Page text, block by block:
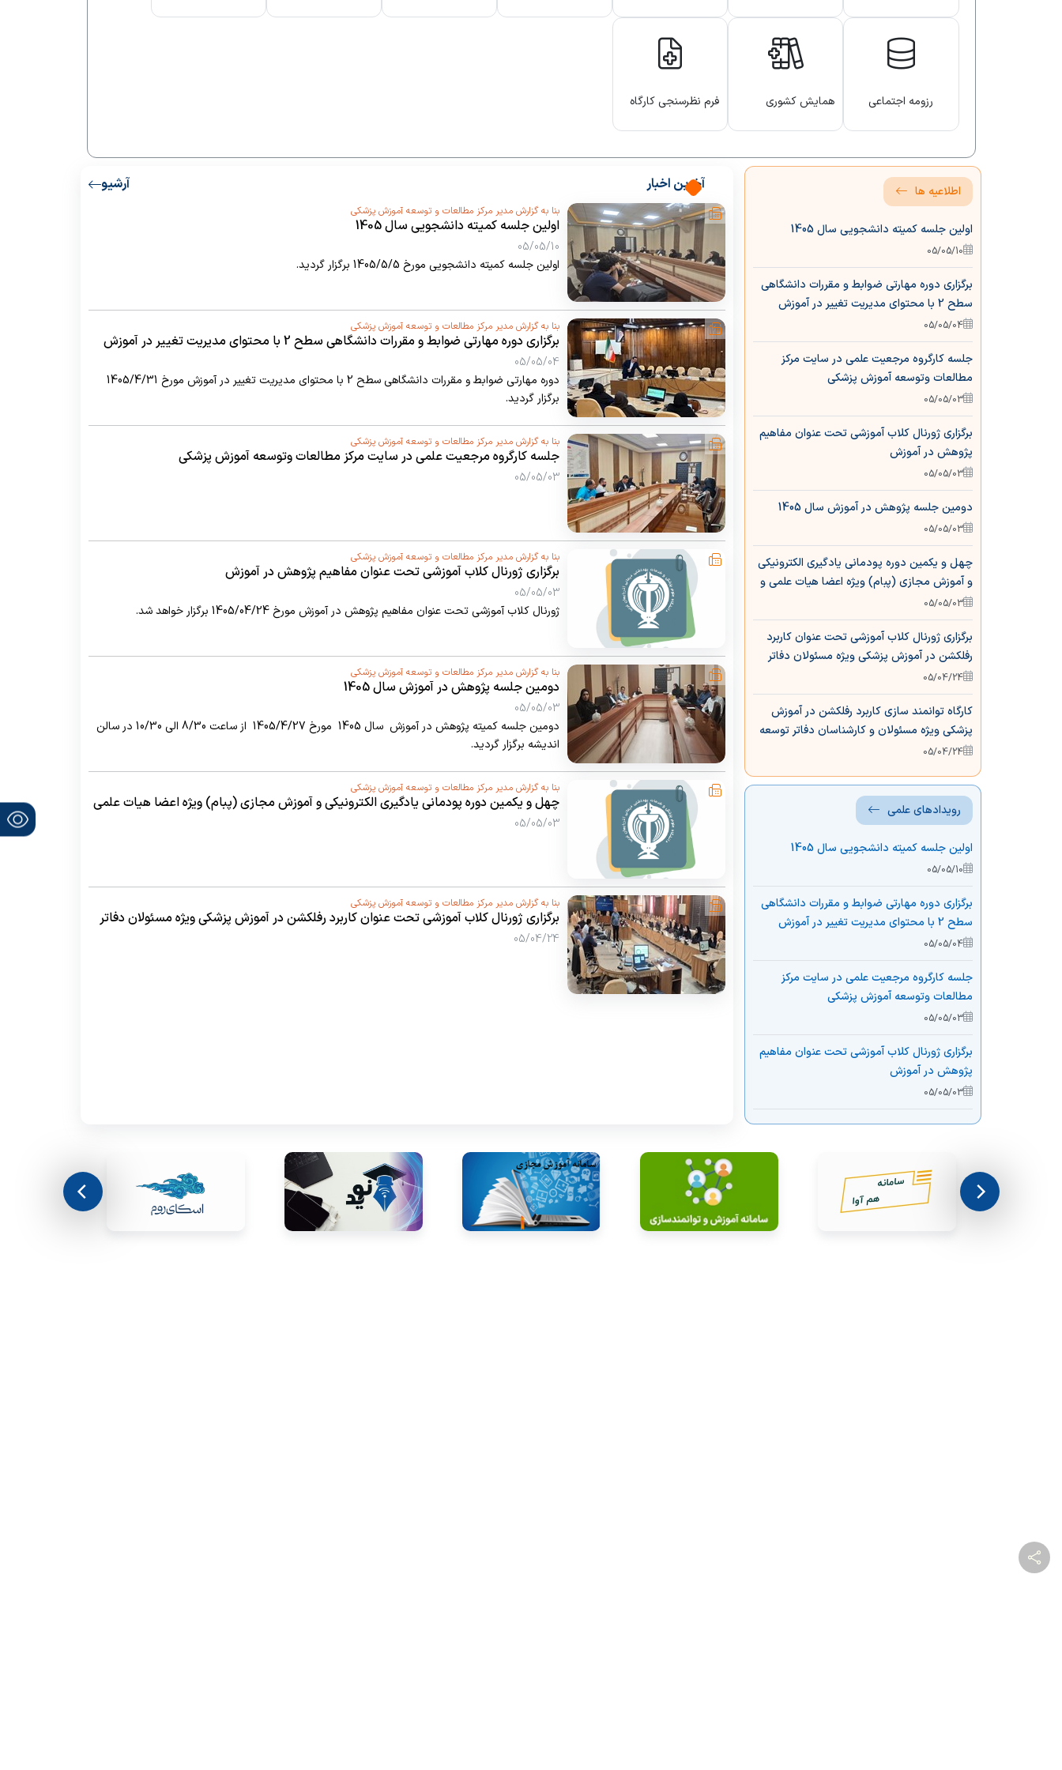
برنامه عملیاتی برنامه ریزی درسی
مرکز آزمون الکترونیک
برنامه عملیاتی
آیین نامه ها
فرایند دریافت گواهی
رزومه اجتماعی
همایش کشوری
فرم نظرسنجی کارگاه
اطلاعیه ها
اولین جلسه کمیته دانشجویی سال 1405
05/05/10
برگزاری دوره مهارتی ضوابط و مقررات دانشگاهی
سطح 2 با محتوای مدیریت تغییر در آموزش
05/05/04
جلسه کارگروه مرجعیت علمی در سایت مرکز
مطالعات وتوسعه آموزش پزشکی
05/05/03
برگزاری ژورنال کلاب آموزشی تحت عنوان مفاهیم
پژوهش در آموزش
05/05/03
دومین جلسه پژوهش در آموزش سال 1405
05/05/03
چهل و یکمین دوره پودمانی یادگیری الکترونیکی
و آموزش مجازی (پبام) ویژه اعضا هیات علمی و
مدیران آموزشی
05/05/03
برگزاری ژورنال کلاب آموزشی تحت عنوان کاربرد
رفلکشن در آموزش پزشکی ویژه مسئولان دفاتر
توسعه آموزش علوم پزشکی دانشکده ها و مراکز
آموزشی درمانی تابعه و اقماری
05/04/24
کارگاه توانمند سازی کاربرد رفلکشن در آموزش
پزشکی ویژه مسئولان و کارشناسان دفاتر توسعه
آموزش استان آذربایجان غربی
05/04/24
رویدادهای علمی
اولین جلسه کمیته دانشجویی سال 1405
05/05/10
برگزاری دوره مهارتی ضوابط و مقررات دانشگاهی
سطح 2 با محتوای مدیریت تغییر در آموزش
05/05/04
جلسه کارگروه مرجعیت علمی در سایت مرکز
مطالعات وتوسعه آموزش پزشکی
05/05/03
برگزاری ژورنال کلاب آموزشی تحت عنوان مفاهیم
پژوهش در آموزش
05/05/03
دومین جلسه پژوهش در آموزش سال 1405
چهل و یکمین دوره پودمانی یادگیری الکترونیکی
و آموزش مجازی (پبام) ویژه اعضا هیات علمی و
آخرین اخبار آرشیو
بنا به گزارش مدیر مرکز مطالعات و توسعه آموزش پزشکی
اولین جلسه کمیته دانشجویی سال 1405
05/05/10
اولین جلسه کمیته دانشجویی مورخ 1405/5/5 برگزار گردید.
بنا به گزارش مدیر مرکز مطالعات و توسعه آموزش پزشکی
برگزاری دوره مهارتی ضوابط و مقررات دانشگاهی سطح 2 با محتوای مدیریت تغییر در آموزش
05/05/04
دوره مهارتی ضوابط و مقررات دانشگاهی سطح 2 با محتوای مدیریت تغییر در آموزش مورخ 1405/4/31
برگزار گردید.
بنا به گزارش مدیر مرکز مطالعات و توسعه آموزش پزشکی
جلسه کارگروه مرجعیت علمی در سایت مرکز مطالعات وتوسعه آموزش پزشکی
05/05/03
بنا به گزارش مدیر مرکز مطالعات و توسعه آموزش پزشکی
برگزاری ژورنال کلاب آموزشی تحت عنوان مفاهیم پژوهش در آموزش
05/05/03
ژورنال کلاب آموزشی تحت عنوان مفاهیم پژوهش در آموزش مورخ 1405/04/24 برگزار خواهد شد.
بنا به گزارش مدیر مرکز مطالعات و توسعه آموزش پزشکی
دومین جلسه پژوهش در آموزش سال 1405
05/05/03
دومین جلسه کمیته پژوهش در آموزش سال 1405 مورخ 1405/4/27 از ساعت 8/30 الی 10/30 در سالن
اندیشه برگزار گردید.
بنا به گزارش مدیر مرکز مطالعات و توسعه آموزش پزشکی
چهل و یکمین دوره پودمانی یادگیری الکترونیکی و آموزش مجازی (پبام) ویژه اعضا هیات علمی
و مدیران آموزشی
05/05/03
بنا به گزارش مدیر مرکز مطالعات و توسعه آموزش پزشکی
برگزاری ژورنال کلاب آموزشی تحت عنوان کاربرد رفلکشن در آموزش پزشکی ویژه مسئولان دفاتر
توسعه آموزش علوم پزشکی دانشکده ها و مراکز آموزشی درمانی تابعه و اقماری
05/04/24